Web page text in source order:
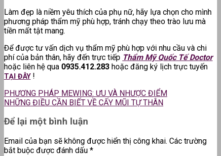
Làm đẹp là niềm yêu thích của phụ nữ, hãy lựa chọn cho mình
phương pháp thẩm mỹ phù hợp, tránh chạy theo trào lưu mà
tiền mất tật mang.
Để được tư vấn dịch vụ thẩm mỹ phù hợp với nhu cầu và chi
phí của bản thân, hãy đến trực tiếp Thẩm Mỹ Quốc Tế Doctor
hoặc liên hệ qua 0935.412.283 hoặc đăng ký lịch trực tuyến
TẠI ĐÂY!
PHƯƠNG PHÁP MEWING: ƯU VÀ NHƯỢC ĐIỂM
NHỮNG ĐIỀU CẦN BIẾT VỀ CẤY MŨI TỰ THÂN
Để lại một bình luận
Email của bạn sẽ không được hiển thị công khai. Các trường
bắt buộc được đánh dấu *